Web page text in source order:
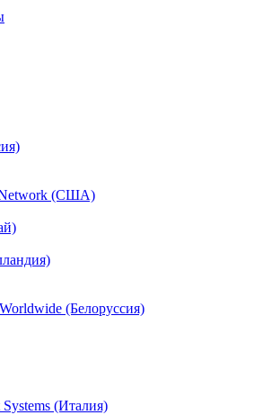
Network (США)
(Белоруссия)
(Италия)